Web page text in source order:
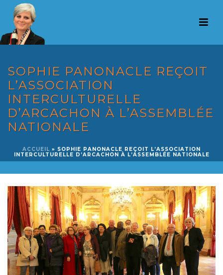
SOPHIE PANONACLE REÇOIT
L’ASSOCIATION
INTERCULTURELLE
D’ARCACHON À L’ASSEMBLÉE
NATIONALE
ACCUEIL » SOPHIE PANONACLE REÇOIT L’ASSOCIATION
INTERCULTURELLE D’ARCACHON À L’ASSEMBLÉE NATIONALE